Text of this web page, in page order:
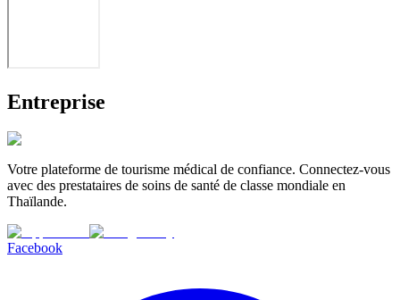
Entreprise
Votre plateforme de tourisme médical de confiance. Connectez-vous
avec des prestataires de soins de santé de classe mondiale en
Thaïlande.
Facebook